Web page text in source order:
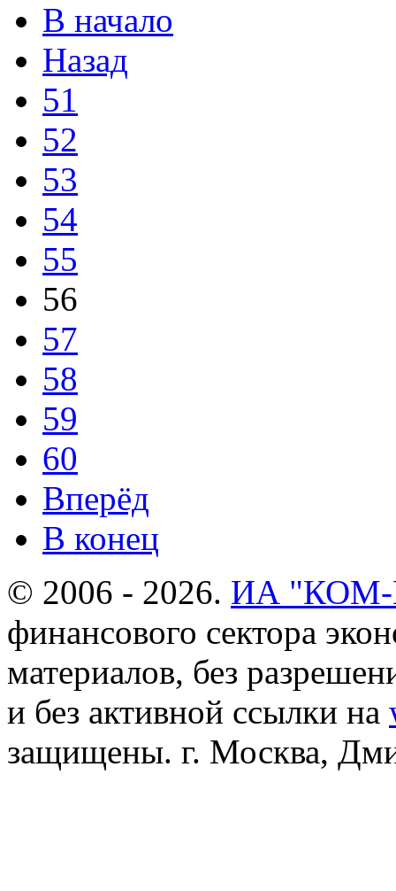
В начало
Назад
51
52
53
54
55
56
57
58
59
60
Вперёд
В конец
© 2006 - 2026. ИА
финансового сектора
материалов, без
и без активной ссылки на
защищены. г. Москва,